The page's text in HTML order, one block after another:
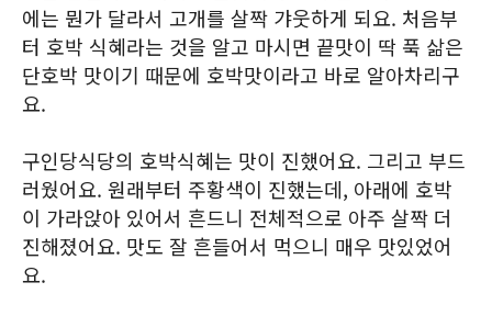
에는 뭔가 달라서 고개를 살짝 갸웃하게 되요. 처음부
터 호박 식혜라는 것을 알고 마시면 끝맛이 딱 푹 삶은
단호박 맛이기 때문에 호박맛이라고 바로 알아차리구
요.
구인당식당의 호박식혜는 맛이 진했어요. 그리고 부드
러웠어요. 원래부터 주황색이 진했는데, 아래에 호박
이 가라앉아 있어서 흔드니 전체적으로 아주 살짝 더
진해졌어요. 맛도 잘 흔들어서 먹으니 매우 맛있었어
요.